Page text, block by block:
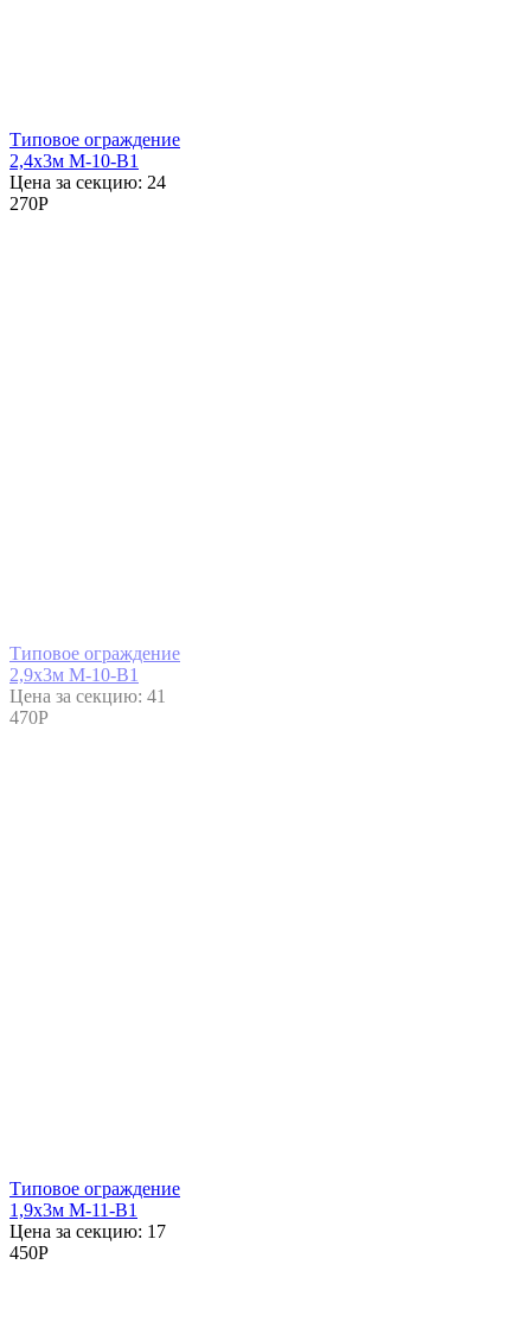
Типовое ограждение
2,4x3м М-10-В1
Цена за секцию: 24
270P
Типовое ограждение
2,9x3м М-10-В1
Цена за секцию: 41
470P
Типовое ограждение
1,9x3м М-11-В1
Цена за секцию: 17
450P